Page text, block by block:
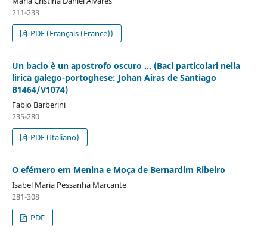
211-233
PDF (Français (France))
Un bacio è un apostrofo oscuro … (Baci particolari nella
lirica galego-portoghese: Johan Airas de Santiago
B1464/V1074)
Fabio Barberini
235-280
PDF (Italiano)
O efémero em Menina e Moça de Bernardim Ribeiro
Isabel Maria Pessanha Marcante
281-308
PDF